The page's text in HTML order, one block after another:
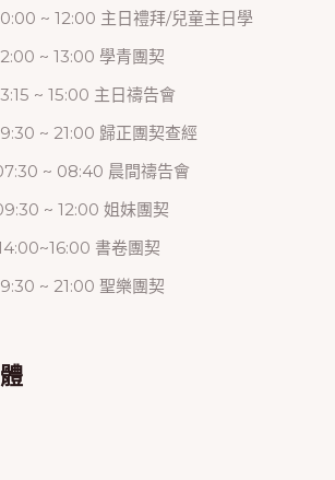
~ 12:00 主日禮拜/兒童主日學
~ 13:00 學青團契
~ 15:00 主日禱告會
~ 21:00 歸正團契查經
~ 08:40 晨間禱告會
~ 12:00 姐妹團契
書卷團契
~ 21:00 聖樂團契